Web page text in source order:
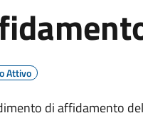
Attivo
di affidamento